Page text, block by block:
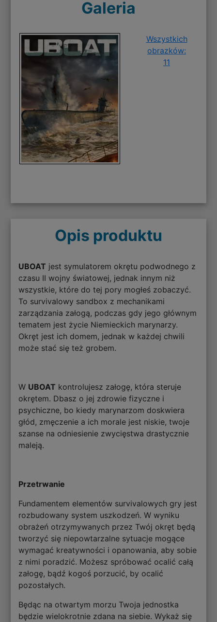
Galeria
Wszystkich
obrazków:
11
Opis produktu
UBOAT jest symulatorem okrętu podwodnego z
czasu II wojny światowej, jednak innym niż
wszystkie, które do tej pory mogłeś zobaczyć.
To survivalowy sandbox z mechanikami
zarządzania załogą, podczas gdy jego głównym
tematem jest życie Niemieckich marynarzy.
Okręt jest ich domem, jednak w każdej chwili
może stać się też grobem.
W UBOAT kontrolujesz załogę, która steruje
okrętem. Dbasz o jej zdrowie fizyczne i
psychiczne, bo kiedy marynarzom doskwiera
głód, zmęczenie a ich morale jest niskie, twoje
szanse na odniesienie zwycięstwa drastycznie
maleją.
Przetrwanie
Fundamentem elementów survivalowych gry jest
rozbudowany system uszkodzeń. W wyniku
obrażeń otrzymywanych przez Twój okręt będą
tworzyć się niepowtarzalne sytuacje mogące
wymagać kreatywności i opanowania, aby sobie
z nimi poradzić. Możesz spróbować ocalić całą
załogę, bądź kogoś porzucić, by ocalić
pozostałych.
Będąc na otwartym morzu Twoja jednostka
będzie wielokrotnie zdana na siebie. Wykaż się